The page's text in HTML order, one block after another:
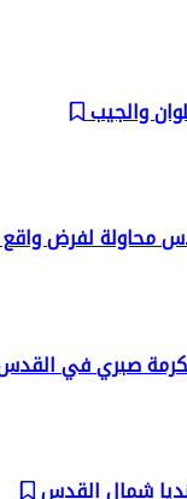
والجيب
محاولة لفرض
صبري في